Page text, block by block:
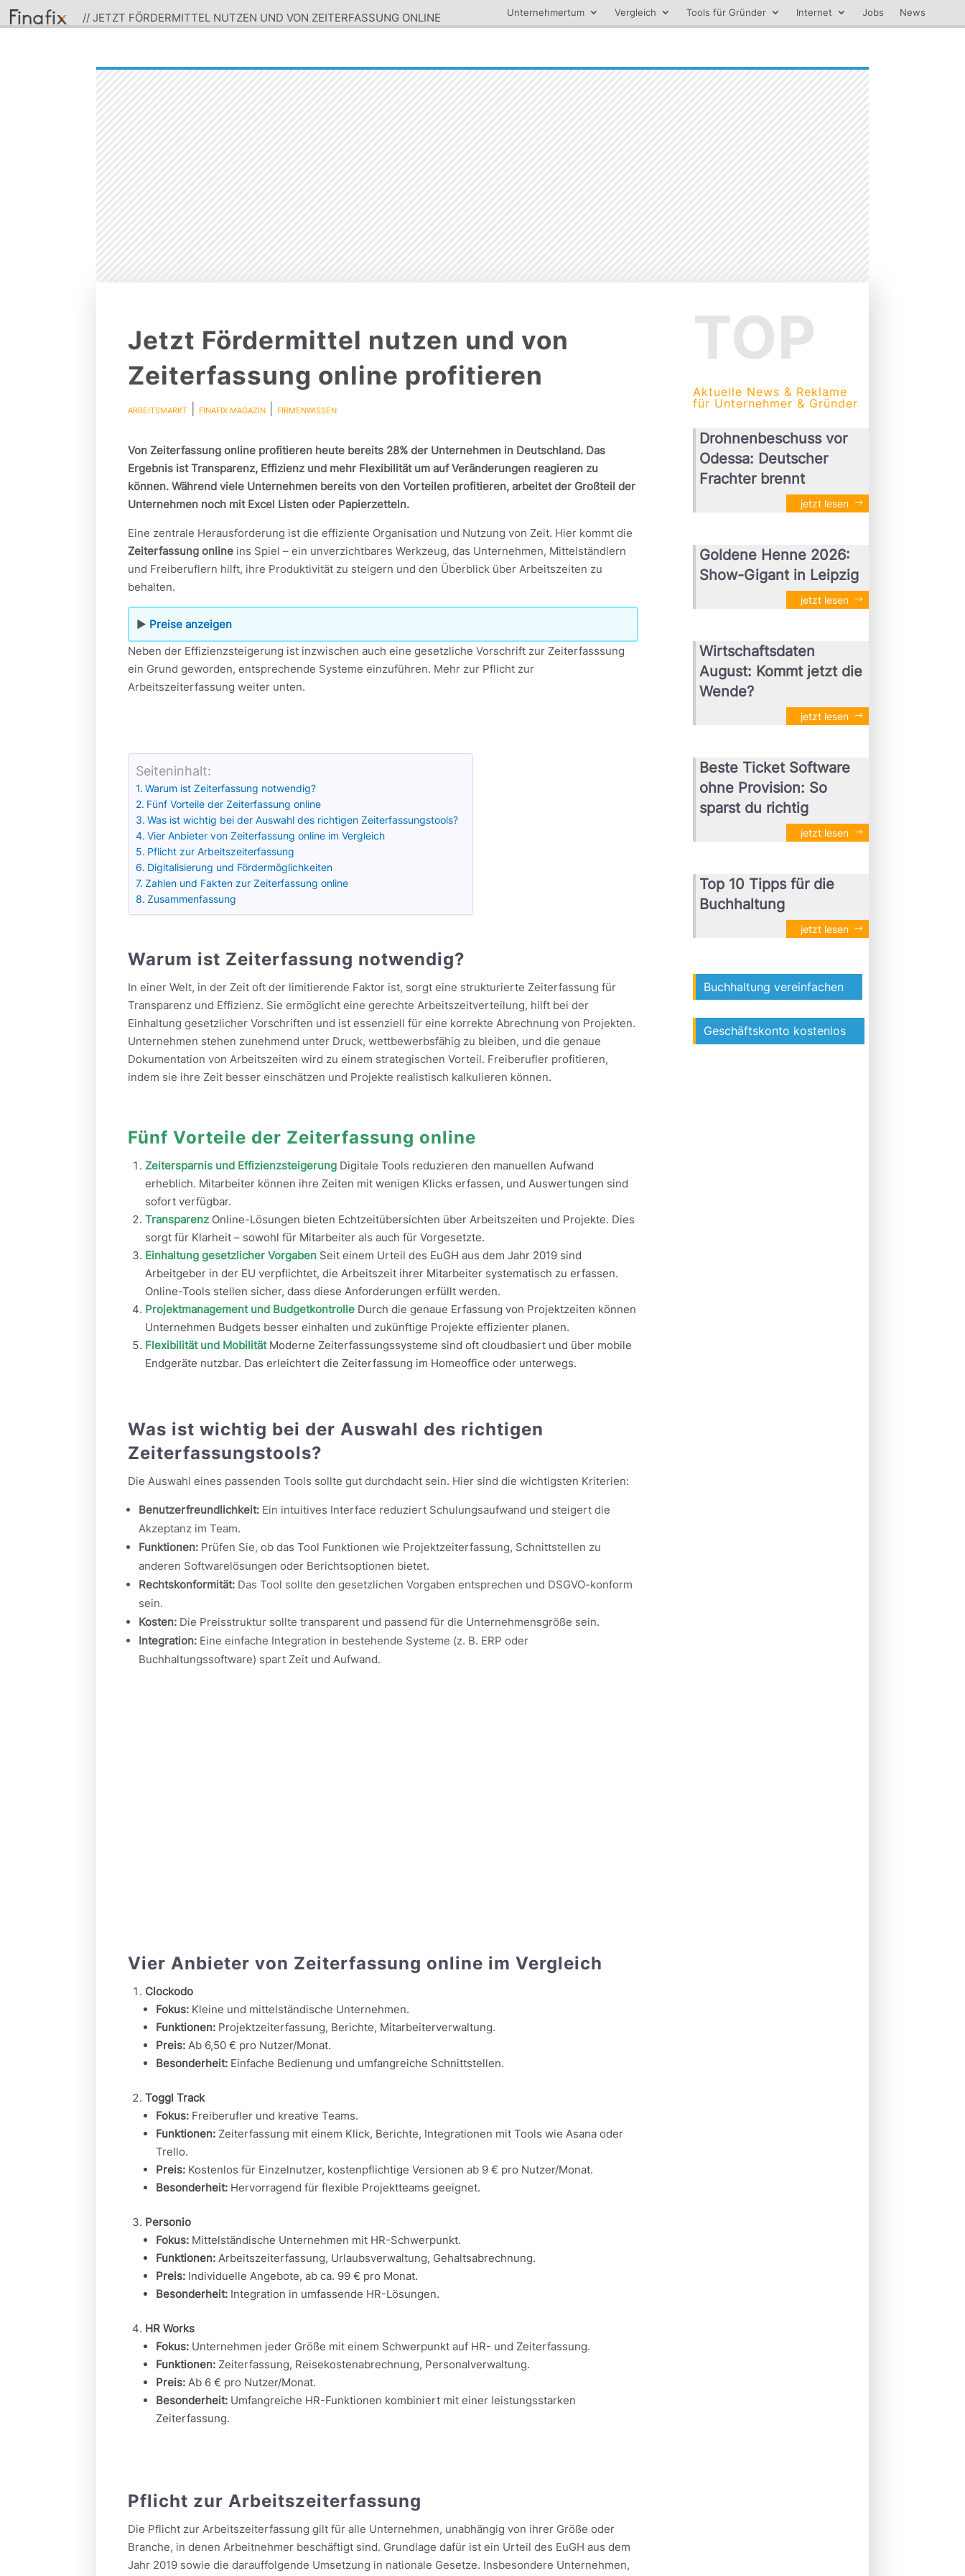
// JETZT FÖRDERMITTEL NUTZEN UND VON ZEITERFASSUNG ONLINE
Unternehmertum Vergleich Tools für Gründer Internet Jobs News
Jetzt Fördermittel nutzen und von
Zeiterfassung online profitieren
ARBEITSMARKT FINAFIX MAGAZIN FIRMENWISSEN
Von Zeiterfassung online profitieren heute bereits 28% der Unternehmen in Deutschland. Das
Ergebnis ist Transparenz, Effizienz und mehr Flexibilität um auf Veränderungen reagieren zu
können. Während viele Unternehmen bereits von den Vorteilen profitieren, arbeitet der Großteil der
Unternehmen noch mit Excel Listen oder Papierzetteln.
Eine zentrale Herausforderung ist die effiziente Organisation und Nutzung von Zeit. Hier kommt die
Zeiterfassung online ins Spiel – ein unverzichtbares Werkzeug, das Unternehmen, Mittelständlern
und Freiberuflern hilft, ihre Produktivität zu steigern und den Überblick über Arbeitszeiten zu
behalten.
▶︎ Preise anzeigen
Neben der Effizienzsteigerung ist inzwischen auch eine gesetzliche Vorschrift zur Zeiterfasssung
ein Grund geworden, entsprechende Systeme einzuführen. Mehr zur Pflicht zur
Arbeitszeiterfassung weiter unten.
Seiteninhalt:
Warum ist Zeiterfassung notwendig?
Fünf Vorteile der Zeiterfassung online
Was ist wichtig bei der Auswahl des richtigen Zeiterfassungstools?
Vier Anbieter von Zeiterfassung online im Vergleich
Pflicht zur Arbeitszeiterfassung
Digitalisierung und Fördermöglichkeiten
Zahlen und Fakten zur Zeiterfassung online
Zusammenfassung
Warum ist Zeiterfassung notwendig?
In einer Welt, in der Zeit oft der limitierende Faktor ist, sorgt eine strukturierte Zeiterfassung für
Transparenz und Effizienz. Sie ermöglicht eine gerechte Arbeitszeitverteilung, hilft bei der
Einhaltung gesetzlicher Vorschriften und ist essenziell für eine korrekte Abrechnung von Projekten.
Unternehmen stehen zunehmend unter Druck, wettbewerbsfähig zu bleiben, und die genaue
Dokumentation von Arbeitszeiten wird zu einem strategischen Vorteil. Freiberufler profitieren,
indem sie ihre Zeit besser einschätzen und Projekte realistisch kalkulieren können.
Fünf Vorteile der Zeiterfassung online
Zeitersparnis und Effizienzsteigerung Digitale Tools reduzieren den manuellen Aufwand
erheblich. Mitarbeiter können ihre Zeiten mit wenigen Klicks erfassen, und Auswertungen sind
sofort verfügbar.
Transparenz Online-Lösungen bieten Echtzeitübersichten über Arbeitszeiten und Projekte. Dies
sorgt für Klarheit – sowohl für Mitarbeiter als auch für Vorgesetzte.
Einhaltung gesetzlicher Vorgaben Seit einem Urteil des EuGH aus dem Jahr 2019 sind
Arbeitgeber in der EU verpflichtet, die Arbeitszeit ihrer Mitarbeiter systematisch zu erfassen.
Online-Tools stellen sicher, dass diese Anforderungen erfüllt werden.
Projektmanagement und Budgetkontrolle Durch die genaue Erfassung von Projektzeiten können
Unternehmen Budgets besser einhalten und zukünftige Projekte effizienter planen.
Flexibilität und MobilitätModerne Zeiterfassungssysteme sind oft cloudbasiert und über mobile
Endgeräte nutzbar. Das erleichtert die Zeiterfassung im Homeoffice oder unterwegs.
Was ist wichtig bei der Auswahl des richtigen
Zeiterfassungstools?
Die Auswahl eines passenden Tools sollte gut durchdacht sein. Hier sind die wichtigsten Kriterien:
Benutzerfreundlichkeit: Ein intuitives Interface reduziert Schulungsaufwand und steigert die
Akzeptanz im Team.
Funktionen: Prüfen Sie, ob das Tool Funktionen wie Projektzeiterfassung, Schnittstellen zu
anderen Softwarelösungen oder Berichtsoptionen bietet.
Rechtskonformität: Das Tool sollte den gesetzlichen Vorgaben entsprechen und DSGVO-konform
sein.
Kosten: Die Preisstruktur sollte transparent und passend für die Unternehmensgröße sein.
Integration: Eine einfache Integration in bestehende Systeme (z. B. ERP oder
Buchhaltungssoftware) spart Zeit und Aufwand.
Vier Anbieter von Zeiterfassung online im Vergleich
Clockodo
Fokus: Kleine und mittelständische Unternehmen.
Funktionen: Projektzeiterfassung, Berichte, Mitarbeiterverwaltung.
Preis: Ab 6,50 € pro Nutzer/Monat.
Besonderheit: Einfache Bedienung und umfangreiche Schnittstellen.
Toggl Track
Fokus: Freiberufler und kreative Teams.
Funktionen: Zeiterfassung mit einem Klick, Berichte, Integrationen mit Tools wie Asana oder
Trello.
Preis: Kostenlos für Einzelnutzer, kostenpflichtige Versionen ab 9 € pro Nutzer/Monat.
Besonderheit: Hervorragend für flexible Projektteams geeignet.
Personio
Fokus: Mittelständische Unternehmen mit HR-Schwerpunkt.
Funktionen: Arbeitszeiterfassung, Urlaubsverwaltung, Gehaltsabrechnung.
Preis: Individuelle Angebote, ab ca. 99 € pro Monat.
Besonderheit: Integration in umfassende HR-Lösungen.
HR Works
Fokus: Unternehmen jeder Größe mit einem Schwerpunkt auf HR- und Zeiterfassung.
Funktionen: Zeiterfassung, Reisekostenabrechnung, Personalverwaltung.
Preis: Ab 6 € pro Nutzer/Monat.
Besonderheit: Umfangreiche HR-Funktionen kombiniert mit einer leistungsstarken
Zeiterfassung.
Pflicht zur Arbeitszeiterfassung
Die Pflicht zur Arbeitszeiterfassung gilt für alle Unternehmen, unabhängig von ihrer Größe oder
Branche, in denen Arbeitnehmer beschäftigt sind. Grundlage dafür ist ein Urteil des EuGH aus dem
Jahr 2019 sowie die darauffolgende Umsetzung in nationale Gesetze. Insbesondere Unternehmen,
TOP
Aktuelle News & Reklame
für Unternehmer & Gründer
Drohnenbeschuss vor
Odessa: Deutscher
Frachter brennt
jetzt lesen
Goldene Henne 2026:
Show-Gigant in Leipzig
jetzt lesen
Wirtschaftsdaten
August: Kommt jetzt die
Wende?
jetzt lesen
Beste Ticket Software
ohne Provision: So
sparst du richtig
jetzt lesen
Top 10 Tipps für die
Buchhaltung
jetzt lesen
Buchhaltung vereinfachen
Geschäftskonto kostenlos